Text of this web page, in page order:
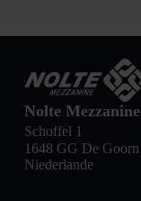
Nolte Mezzanine
Schoffel 1
1648 GG De Goorn
Niederlande